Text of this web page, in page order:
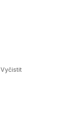
Vyčistit